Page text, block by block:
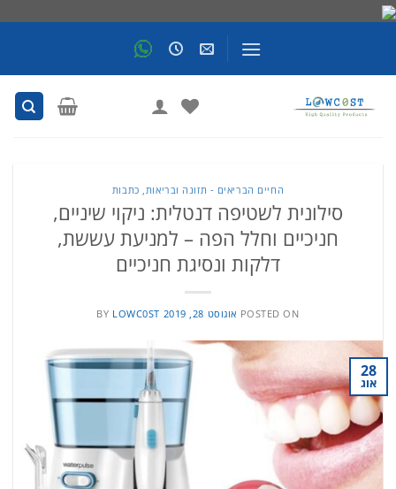
החיים הבריאים - תזונה ובריאות, כתבות
סילונית לשטיפה דנטלית: ניקוי שיניים,
חניכיים וחלל הפה – למניעת עששת,
דלקות ונסיגת חניכיים
POSTED ON אוגוסט 28, 2019 BY LOWC0ST
28
אוג